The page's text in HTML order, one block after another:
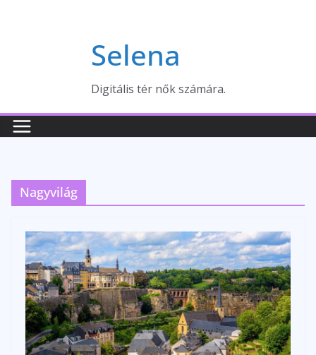
Selena
Digitális tér nők számára.
Nagyvilág